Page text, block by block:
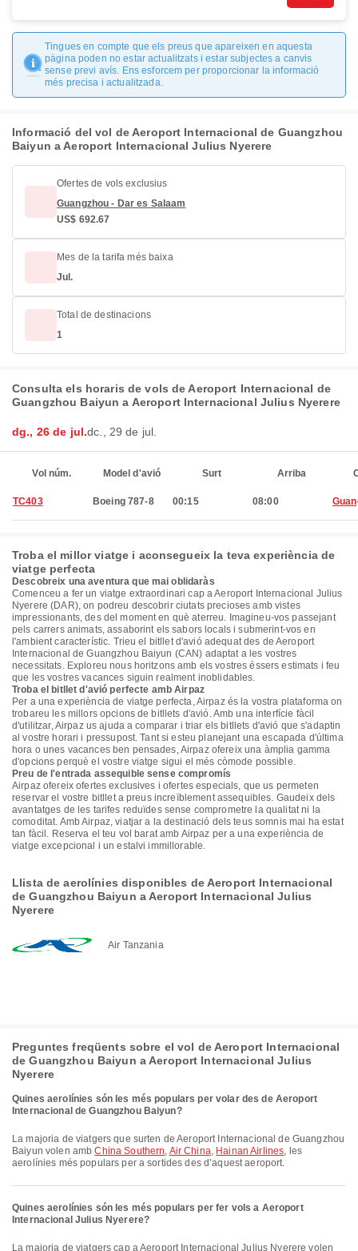
Tingues en compte que els preus que apareixen en aquesta
pàgina poden no estar actualitzats i estar subjectes a canvis
sense previ avís. Ens esforcem per proporcionar la informació
més precisa i actualitzada.
Informació del vol de Aeroport Internacional de Guangzhou
Baiyun a Aeroport Internacional Julius Nyerere
Ofertes de vols exclusius
Guangzhou - Dar es Salaam
US$ 692.67
Mes de la tarifa més baixa
Jul.
Total de destinacions
1
Consulta els horaris de vols de Aeroport Internacional de
Guangzhou Baiyun a Aeroport Internacional Julius Nyerere
dg., 26 de jul.dc., 29 de jul.
Vol núm. Model d'avió Surt Arriba
TC403 Boeing 787-8 00:15 08:00
Troba el millor viatge i aconsegueix la teva experiència de
viatge perfecta
Descobreix una aventura que mai oblidaràs
Comenceu a fer un viatge extraordinari cap a Aeroport Internacional Julius
Nyerere (DAR), on podreu descobrir ciutats precioses amb vistes
impressionants, des del moment en què aterreu. Imagineu-vos passejant
pels carrers animats, assaborint els sabors locals i submerint-vos en
l'ambient característic. Trieu el bitllet d'avió adequat des de Aeroport
Internacional de Guangzhou Baiyun (CAN) adaptat a les vostres
necessitats. Exploreu nous horitzons amb els vostres éssers estimats i feu
que les vostres vacances siguin realment inoblidables.
Troba el bitllet d'avió perfecte amb Airpaz
Per a una experiència de viatge perfecta, Airpaz és la vostra plataforma on
trobareu les millors opcions de bitllets d'avió. Amb una interfície fàcil
d'utilitzar, Airpaz us ajuda a comparar i triar els bitllets d'avió que s'adaptin
al vostre horari i pressupost. Tant si esteu planejant una escapada d'última
hora o unes vacances ben pensades, Airpaz ofereix una àmplia gamma
d'opcions perquè el vostre viatge sigui el més còmode possible.
Preu de l'entrada assequible sense compromís
Airpaz ofereix ofertes exclusives i ofertes especials, que us permeten
reservar el vostre bitllet a preus increïblement assequibles. Gaudeix dels
avantatges de les tarifes reduïdes sense comprometre la qualitat ni la
comoditat. Amb Airpaz, viatjar a la destinació dels teus somnis mai ha estat
tan fàcil. Reserva el teu vol barat amb Airpaz per a una experiència de
viatge excepcional i un estalvi immillorable.
Llista de aerolínies disponibles de Aeroport Internacional
de Guangzhou Baiyun a Aeroport Internacional Julius
Nyerere
Air Tanzania
Preguntes freqüents sobre el vol de Aeroport Internacional
de Guangzhou Baiyun a Aeroport Internacional Julius
Nyerere
Quines aerolínies són les més populars per volar des de Aeroport
Internacional de Guangzhou Baiyun?
La majoria de viatgers que surten de Aeroport Internacional de Guangzhou
Baiyun volen ambChina Southern, Air China, Hainan Airlines, les
aerolínies més populars per a sortides des d’aquest aeroport.
Quines aerolínies són les més populars per fer vols a Aeroport
Internacional Julius Nyerere?
La majoria de viatgers cap a Aeroport Internacional Julius Nyerere volen